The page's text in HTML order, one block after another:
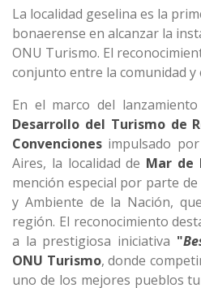
La localidad geselina es la
bonaerense en alcanzar la
ONU Turismo. El
conjunto entre la comunidad y
En el marco del
Desarrollo del Turismo de
Convenciones impulsado
Aires, la localidad de Mar de
mención especial por parte
y Ambiente de la Nación,
región. El reconocimiento
a la prestigiosa iniciativa "
ONU Turismo, donde
uno de los mejores pueblos